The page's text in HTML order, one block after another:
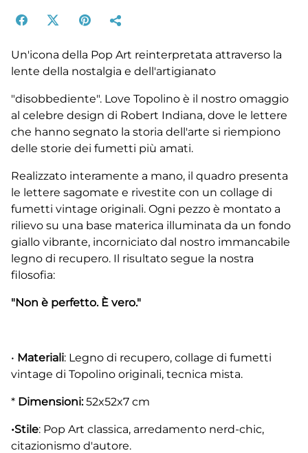
Un'icona della Pop Art reinterpretata attraverso la
lente della nostalgia e dell'artigianato
"disobbediente". Love Topolino è il nostro omaggio
al celebre design di Robert Indiana, dove le lettere
che hanno segnato la storia dell'arte si riempiono
delle storie dei fumetti più amati.
Realizzato interamente a mano, il quadro presenta
le lettere sagomate e rivestite con un collage di
fumetti vintage originali. Ogni pezzo è montato a
rilievo su una base materica illuminata da un fondo
giallo vibrante, incorniciato dal nostro immancabile
legno di recupero. Il risultato segue la nostra
filosofia:
"Non è perfetto. È vero."
• Materiali: Legno di recupero, collage di fumetti
vintage di Topolino originali, tecnica mista.
* Dimensioni:52x52x7 cm
•Stile: Pop Art classica, arredamento nerd-chic,
citazionismo d'autore.